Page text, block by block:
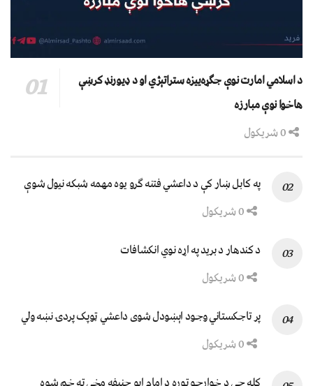
د اسلامي امارت نوې جګړه‌ییزه ستراتېژي او د ډیورنډ کرښې
هاخوا نوې مبارزه
په کابل ښار کې د داعشي فتنه ګرو يوه مهمه شبکه نيول شوې
د کندهار د برید په اړه نوي انکشافات
پر تاجکستاني وجود اېښودل شوی داعشي ټوپک پردۍ نښه ولي